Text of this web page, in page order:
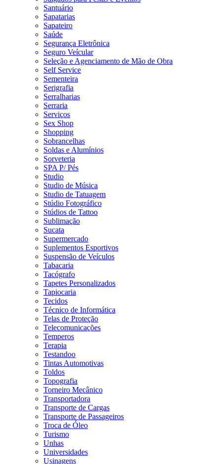
Santuário
Sapatarias
Sapateiro
Saúde
Segurança Eletrônica
Seguro Veícular
Seleção e Agenciamento de Mão de Obra
Self Service
Sementeira
Serigrafia
Serralharias
Serraria
Serviços
Sex Shop
Shopping
Sobrancelhas
Soldas e Alumínios
Sorveteria
SPA P/ Pés
Studio
Studio de Música
Studio de Tatuagem
Stúdio Fotográfico
Stúdios de Tattoo
Sublimação
Sucata
Supermercado
Suplementos Esportivos
Suspensão de Veículos
Tabacaria
Tacógrafo
Tapetes Personalizados
Tapiocaria
Tecidos
Técnico de Informática
Telas de Proteção
Telecomunicações
Temperos
Terapia
Testandoo
Tintas Automotivas
Toldos
Topografia
Torneiro Mecânico
Transportadora
Transporte de Cargas
Transporte de Passageiros
Troca de Óleo
Turismo
Unhas
Universidades
Usinagens